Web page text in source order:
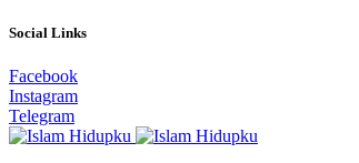
Social Links
Facebook
Instagram
Telegram